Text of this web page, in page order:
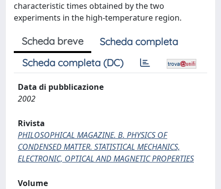
characteristic times obtained by the two
experiments in the high-temperature region.
Scheda breve
Scheda completa
Scheda completa (DC)
Data di pubblicazione
2002
Rivista
PHILOSOPHICAL MAGAZINE. B. PHYSICS OF
CONDENSED MATTER. STATISTICAL MECHANICS,
ELECTRONIC, OPTICAL AND MAGNETIC PROPERTIES
Volume